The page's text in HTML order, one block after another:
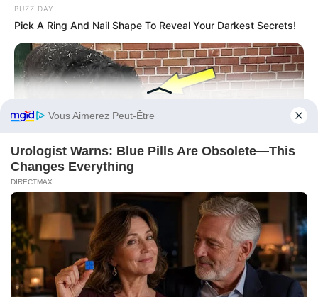
BUZZ DAY
Pick A Ring And Nail Shape To Reveal Your Darkest Secrets!
BUZZDAY
Bear And Cat's Unexpected Encounter Goes Viral
Before You Go